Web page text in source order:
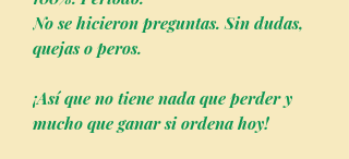
No se hicieron preguntas. Sin dudas,
quejas o peros.
¡Así que no tiene nada que perder y
mucho que ganar si ordena hoy!